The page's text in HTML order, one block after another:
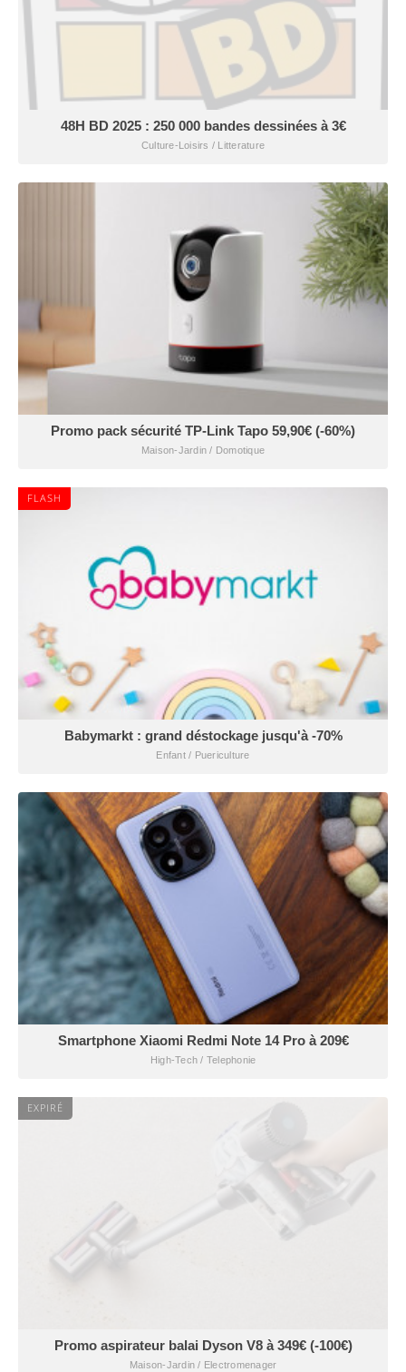
48H BD 2025 : 250 000 bandes dessinées à 3€
Culture-Loisirs / Litterature
Promo pack sécurité TP-Link Tapo 59,90€ (-60%)
Maison-Jardin / Domotique
FLASH
Babymarkt : grand déstockage jusqu'à -70%
Enfant / Puericulture
Smartphone Xiaomi Redmi Note 14 Pro à 209€
High-Tech / Telephonie
EXPIRÉ
Promo aspirateur balai Dyson V8 à 349€ (-100€)
Maison-Jardin / Electromenager